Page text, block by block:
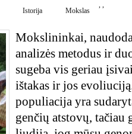
,
Istorija
,
Mokslas
Mokslininkai,
analizės metodus ir
sugeba vis geriau
ištakas ir jos
populiacija yra
genčių atstovų, tačiau